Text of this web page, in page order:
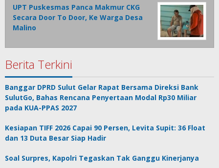
UPT Puskesmas Panca Makmur CKG
Secara Door To Door, Ke Warga Desa
Malino
Berita Terkini
Banggar DPRD Sulut Gelar Rapat Bersama Direksi Bank
SulutGo, Bahas Rencana Penyertaan Modal Rp30 Miliar
pada KUA-PPAS 2027
Kesiapan TIFF 2026 Capai 90 Persen, Levita Supit: 36 Float
dan 13 Duta Besar Siap Hadir
Soal Surpres, Kapolri Tegaskan Tak Ganggu Kinerjanya